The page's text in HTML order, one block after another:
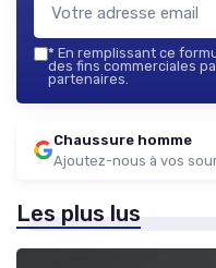
* En remplissant ce
des fins commerciales
partenaires.
Chaussure homme
Ajoutez-nous à vos
Les plus lus